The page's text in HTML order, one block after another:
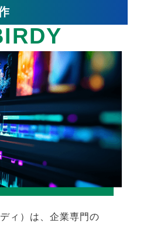
ィ）は、企業専門の